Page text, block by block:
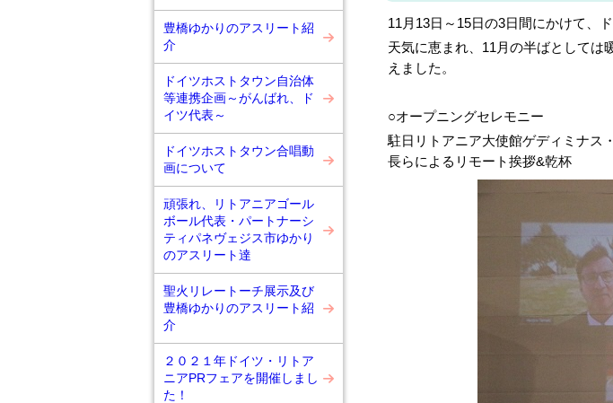
豊橋ゆかりのアスリート紹
介
ドイツホストタウン自治体
等連携企画～がんばれ、ド
イツ代表～
ドイツホストタウン合唱動
画について
頑張れ、リトアニアゴール
ボール代表・パートナーシ
ティパネヴェジス市ゆかり
のアスリート達
聖火リレートーチ展示及び
豊橋ゆかりのアスリート紹
介
２０２１年ドイツ・リトア
ニアPRフェアを開催しまし
た！
11月13日～15日の3日間にかけて、
天気に恵まれ、11月の半ばとしては
えました。
○オープニングセレモニー
駐日リトアニア大使館ゲディミナス
長らによるリモート挨拶&乾杯